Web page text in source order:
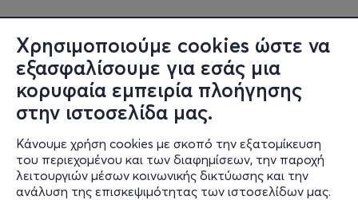
Χρησιμοποιούμε cookies ώστε να
εξασφαλίσουμε για εσάς μια
κορυφαία εμπειρία πλοήγησης
στην ιστοσελίδα μας.
Κάνουμε χρήση cookies με σκοπό την εξατομίκευση
του περιεχομένου και των διαφημίσεων, την παροχή
λειτουργιών μέσων κοινωνικής δικτύωσης και την
ανάλυση της επισκεψιμότητας των ιστοσελίδων μας.
Πληροφορίες
Υποστήριξη
Stay Connected